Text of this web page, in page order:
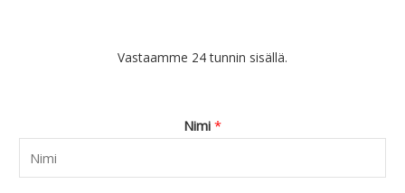
Vastaamme 24 tunnin sisällä.
Nimi *